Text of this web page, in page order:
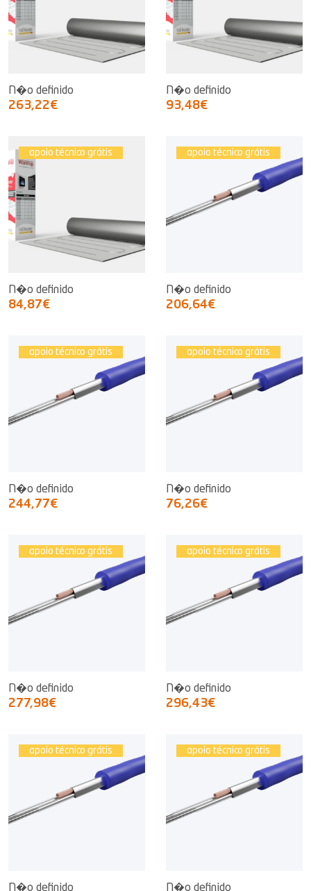
N�o definido
263,22€
N�o definido
93,48€
apoio técnico grátis
N�o definido
84,87€
apoio técnico grátis
N�o definido
206,64€
apoio técnico grátis
N�o definido
244,77€
apoio técnico grátis
N�o definido
76,26€
apoio técnico grátis
N�o definido
277,98€
apoio técnico grátis
N�o definido
296,43€
apoio técnico grátis
N�o definido
apoio técnico grátis
N�o definido